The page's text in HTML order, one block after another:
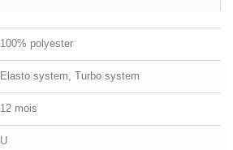
100% polyester
Elasto system, Turbo system
12 mois
U